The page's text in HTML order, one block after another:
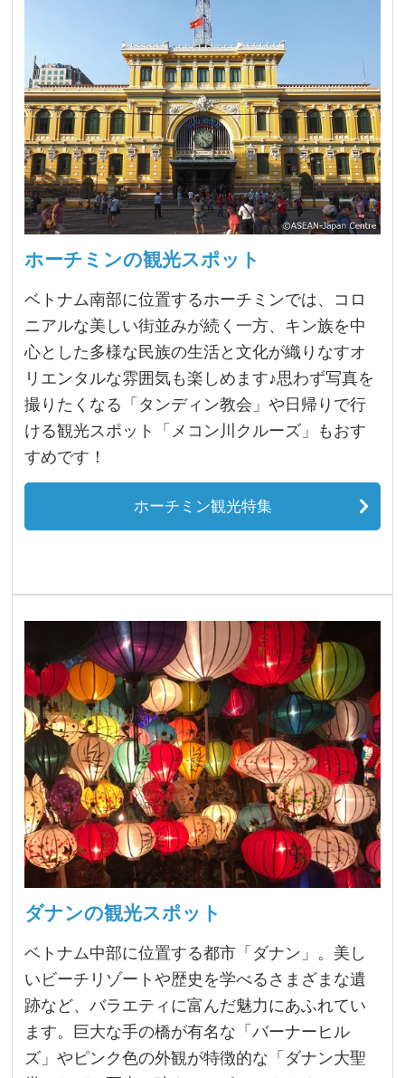
ホーチミンの観光スポット
ベトナム南部に位置するホーチミンでは、コロ
ニアルな美しい街並みが続く一方、キン族を中
心とした多様な民族の生活と文化が織りなすオ
リエンタルな雰囲気も楽しめます♪思わず写真を
撮りたくなる「タンディン教会」や日帰りで行
ける観光スポット「メコン川クルーズ」もおす
すめです！
ホーチミン観光特集
ダナンの観光スポット
ベトナム中部に位置する都市「ダナン」。美し
いビーチリゾートや歴史を学べるさまざまな遺
跡など、バラエティに富んだ魅力にあふれてい
ます。巨大な手の橋が有名な「バーナーヒル
ズ」やピンク色の外観が特徴的な「ダナン大聖